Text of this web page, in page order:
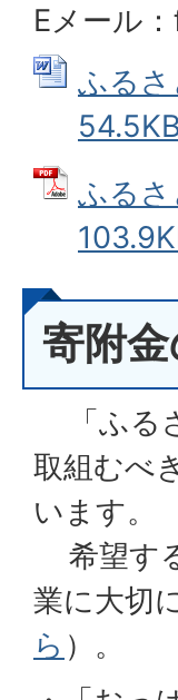
Eメール
ふる
ふるさ
寄附
「ふる
取組むべ
います。
希望す
業に大切
ら ）。